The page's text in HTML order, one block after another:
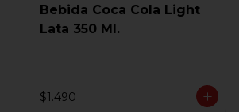
Bebida Coca Cola Light
Lata 350 Ml.
$1.490